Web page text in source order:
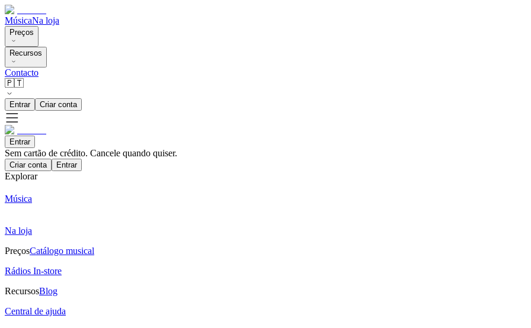
MúsicaNa loja
Preços
Recursos
Contacto
🇵🇹
Entrar Criar conta
Entrar
Sem cartão de crédito. Cancele quando quiser.
Criar conta Entrar
Explorar
Música
Na loja
PreçosCatálogo musical
Rádios In-store
RecursosBlog
Central de ajuda